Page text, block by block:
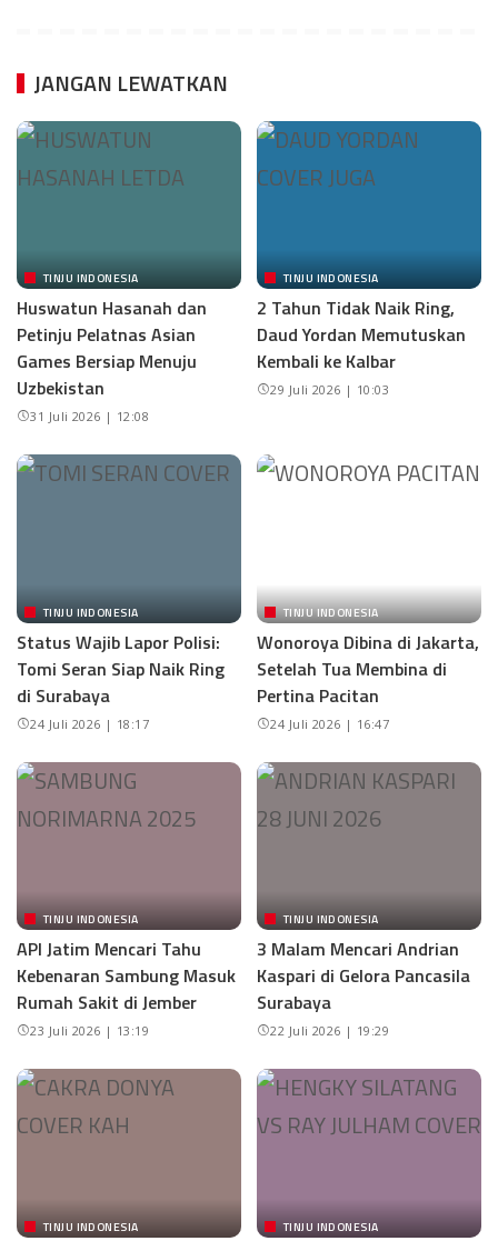
JANGAN LEWATKAN
TINJU INDONESIA
Huswatun Hasanah dan
Petinju Pelatnas Asian
Games Bersiap Menuju
Uzbekistan
31 Juli 2026 | 12:08
TINJU INDONESIA
2 Tahun Tidak Naik Ring,
Daud Yordan Memutuskan
Kembali ke Kalbar
29 Juli 2026 | 10:03
TINJU INDONESIA
Status Wajib Lapor Polisi:
Tomi Seran Siap Naik Ring
di Surabaya
24 Juli 2026 | 18:17
TINJU INDONESIA
Wonoroya Dibina di Jakarta,
Setelah Tua Membina di
Pertina Pacitan
24 Juli 2026 | 16:47
TINJU INDONESIA
API Jatim Mencari Tahu
Kebenaran Sambung Masuk
Rumah Sakit di Jember
23 Juli 2026 | 13:19
TINJU INDONESIA
3 Malam Mencari Andrian
Kaspari di Gelora Pancasila
Surabaya
22 Juli 2026 | 19:29
TINJU INDONESIA TINJU INDONESIA